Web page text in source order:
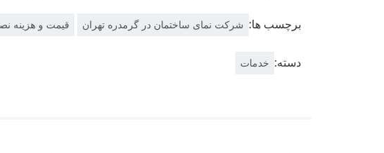
برچسب ها: شرکت نمای ساختمان در گرمدره تهران قیمت و هزینه
دسته: خدمات